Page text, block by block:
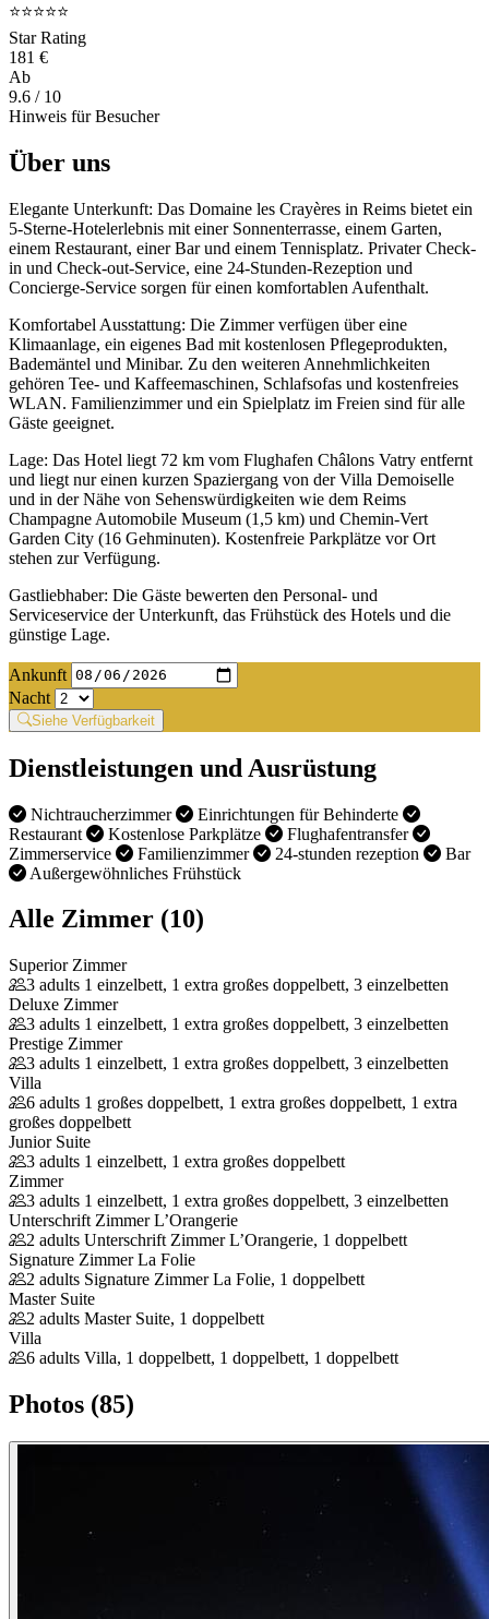
⭐⭐⭐⭐⭐
Star Rating
181 €
Ab
9.6 / 10
Hinweis für Besucher
Über uns
Elegante Unterkunft: Das Domaine les Crayères in Reims bietet ein
5-Sterne-Hotelerlebnis mit einer Sonnenterrasse, einem Garten,
einem Restaurant, einer Bar und einem Tennisplatz. Privater Check-
in und Check-out-Service, eine 24-Stunden-Rezeption und
Concierge-Service sorgen für einen komfortablen Aufenthalt.
Komfortabel Ausstattung: Die Zimmer verfügen über eine
Klimaanlage, ein eigenes Bad mit kostenlosen Pflegeprodukten,
Bademäntel und Minibar. Zu den weiteren Annehmlichkeiten
gehören Tee- und Kaffeemaschinen, Schlafsofas und kostenfreies
WLAN. Familienzimmer und ein Spielplatz im Freien sind für alle
Gäste geeignet.
Lage: Das Hotel liegt 72 km vom Flughafen Châlons Vatry entfernt
und liegt nur einen kurzen Spaziergang von der Villa Demoiselle
und in der Nähe von Sehenswürdigkeiten wie dem Reims
Champagne Automobile Museum (1,5 km) und Chemin-Vert
Garden City (16 Gehminuten). Kostenfreie Parkplätze vor Ort
stehen zur Verfügung.
Gastliebhaber: Die Gäste bewerten den Personal- und
Serviceservice der Unterkunft, das Frühstück des Hotels und die
günstige Lage.
Ankunft
Nacht
Siehe Verfügbarkeit
Dienstleistungen und Ausrüstung
Nichtraucherzimmer
Einrichtungen für Behinderte
Restaurant
Kostenlose Parkplätze
Flughafentransfer
Zimmerservice
Familienzimmer 24-stunden rezeption
Bar
Außergewöhnliches Frühstück
Alle Zimmer (10)
Superior Zimmer
3 adults 1 einzelbett, 1 extra großes doppelbett, 3 einzelbetten
Deluxe Zimmer
3 adults 1 einzelbett, 1 extra großes doppelbett, 3 einzelbetten
Prestige Zimmer
3 adults 1 einzelbett, 1 extra großes doppelbett, 3 einzelbetten
Villa
6 adults 1 großes doppelbett, 1 extra großes doppelbett, 1 extra
großes doppelbett
Junior Suite
3 adults 1 einzelbett, 1 extra großes doppelbett
Zimmer
3 adults 1 einzelbett, 1 extra großes doppelbett, 3 einzelbetten
Unterschrift Zimmer L’Orangerie
2 adults Unterschrift Zimmer L’Orangerie, 1 doppelbett
Signature Zimmer La Folie
2 adults Signature Zimmer La Folie, 1 doppelbett
Master Suite
2 adults Master Suite, 1 doppelbett
Villa
6 adults Villa, 1 doppelbett, 1 doppelbett, 1 doppelbett
Photos (85)